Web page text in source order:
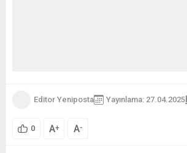
Editor Yeniposta Yayınlama: 27.04.2025
0 A+ A-